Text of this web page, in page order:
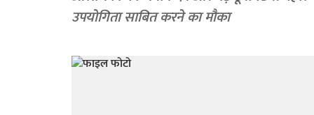
उपयोगिता साबित करने का मौका